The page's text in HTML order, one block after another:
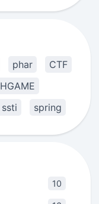
phar
CTF
HGAME
ssti spring
10